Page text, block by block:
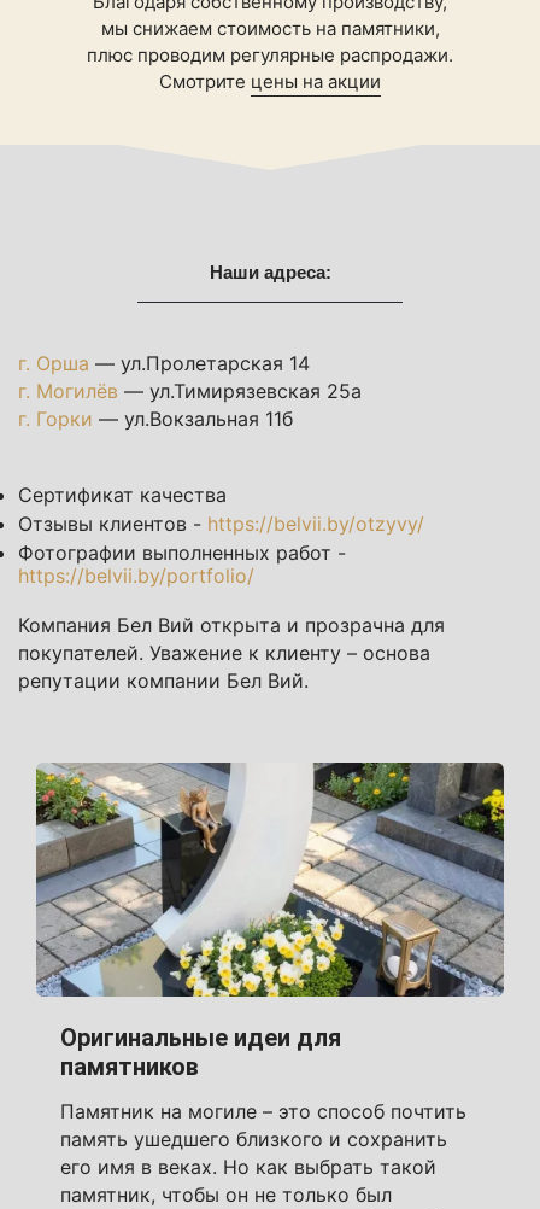
мы снижаем стоимость на памятники,
плюс проводим регулярные распродажи.
Смотрите цены на акции
Наши адреса:
г. Орша — ул.Пролетарская 14
г. Могилёв — ул.Тимирязевская 25а
г. Горки — ул.Вокзальная 11б
Сертификат качества
Отзывы клиентов - https://belvii.by/otzyvy/
Фотографии выполненных работ -
https://belvii.by/portfolio/
Компания Бел Вий открыта и прозрачна для
покупателей. Уважение к клиенту – основа
репутации компании Бел Вий.
Оригинальные идеи для
памятников
Памятник на могиле – это способ почтить
память ушедшего близкого и сохранить
его имя в веках. Но как выбрать такой
памятник, чтобы он не только был